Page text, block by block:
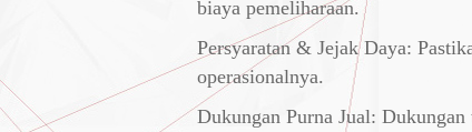
biaya pemeliharaan.
Persyaratan & Jejak Daya:
operasionalnya.
Dukungan Purna Jual: